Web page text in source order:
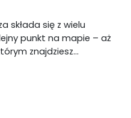
składa się z wielu
punkt na mapie – aż
znajdziesz…